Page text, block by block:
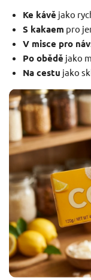
Ke kávě jako
S kakaem pro
V misce pro
Po obědě jako
Na cestu jako